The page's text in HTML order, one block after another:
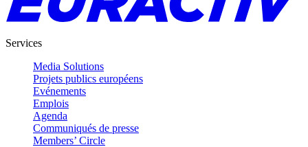
Services
Media Solutions
Projets publics européens
Evénements
Emplois
Agenda
Communiqués de presse
Members’ Circle